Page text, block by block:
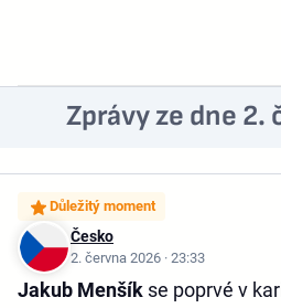
Zprávy ze dne 2.
Důležitý moment
Česko
2. června 2026 · 23:33
Jakub Menšík se poprvé v